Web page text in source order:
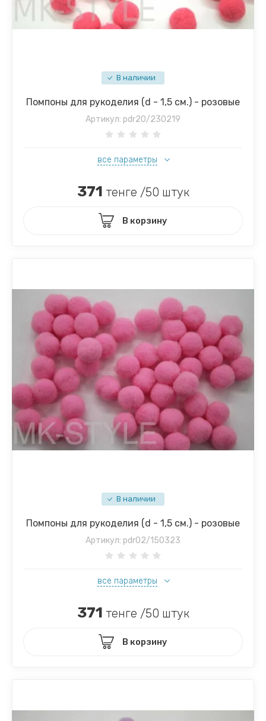
В наличии
Помпоны для рукоделия (d - 1,5 см.) - розовые
Артикул: pdr20/230219
все параметры
371 тенге /50 штук
В корзину
В наличии
Помпоны для рукоделия (d - 1,5 см.) - розовые
Артикул: pdr02/150323
все параметры
371 тенге /50 штук
В корзину